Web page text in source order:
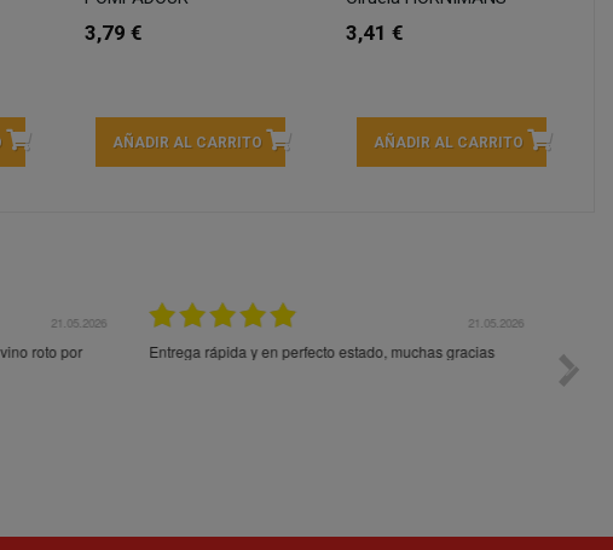
3,79 €
AÑADIR AL CARRITO
3,41 €
AÑADIR AL CARRITO
21.05.2026
gracias
15.05.2026
Una pena que el servicio de envio no sea tan bueno